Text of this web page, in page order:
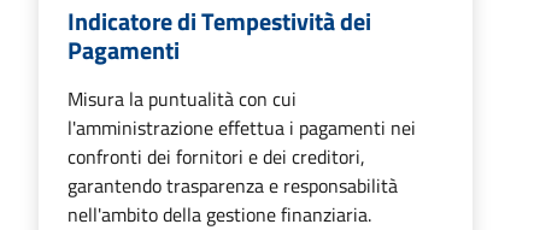
Indicatore di Tempestività dei
Pagamenti
Misura la puntualità con cui
l'amministrazione effettua i pagamenti nei
confronti dei fornitori e dei creditori,
garantendo trasparenza e responsabilità
nell'ambito della gestione finanziaria.